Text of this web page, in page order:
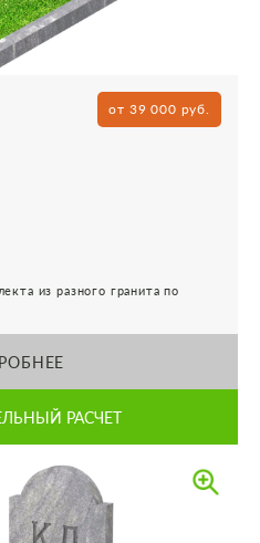
от 39 000 руб.
из разного гранита по
РАСЧЕТ